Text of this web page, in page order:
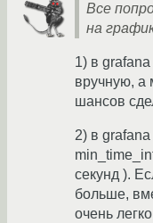
Все
на
1) в
вручную, а
шансов
2) в grafana
секунд ).
больше,
очень